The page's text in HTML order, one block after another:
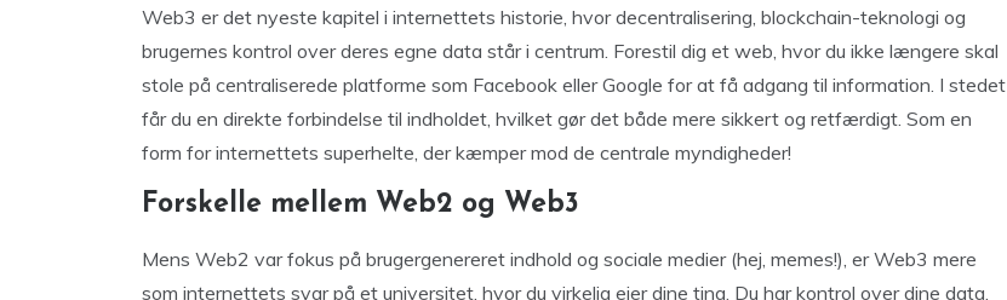
Web3 er det nyeste kapitel i internettets historie, hvor decentralisering, blockchain-teknologi og
brugernes kontrol over deres egne data står i centrum. Forestil dig et web, hvor du ikke længere skal
stole på centraliserede platforme som Facebook eller Google for at få adgang til information. I stedet
får du en direkte forbindelse til indholdet, hvilket gør det både mere sikkert og retfærdigt. Som en
form for internettets superhelte, der kæmper mod de centrale myndigheder!
Forskelle mellem Web2 og Web3
Mens Web2 var fokus på brugergenereret indhold og sociale medier (hej, memes!), er Web3 mere
som internettets svar på et universitet, hvor du virkelig ejer dine ting. Du har kontrol over dine data,